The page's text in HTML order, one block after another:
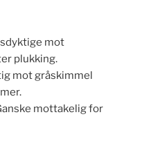
mot
plukking.
mot gråskimmel
mottakelig for